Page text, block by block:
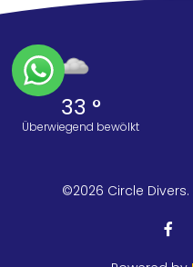
33 °
Überwiegend bewölkt
©2026 Circle